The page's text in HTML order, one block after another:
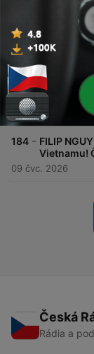
NOVÁ
Švancara P.
24 čvc. 2026
185 - SCHICK
Sparta
Chovanec J.
20 čvc. 2026
184 - FILIP
Vietnamu!
09 čvc. 2026
Česká
Rádia a